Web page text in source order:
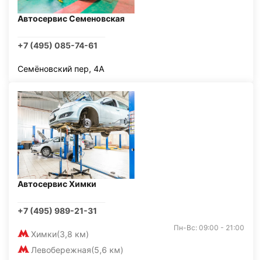
Автосервис Семеновская
+7 (495) 085-74-61
Семёновский пер, 4А
Автосервис Химки
+7 (495) 989-21-31
Химки(3,8 км)
Левобережная(5,6 км)
Пн-Вс: 09:00 - 21:00